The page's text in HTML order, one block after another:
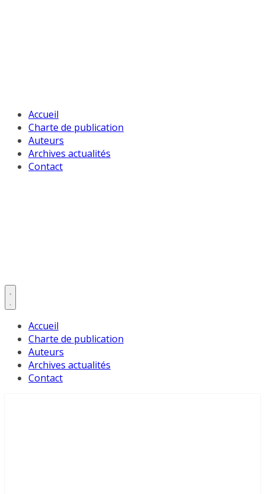
Accueil
Charte de publication
Auteurs
Archives actualités
Contact
Accueil
Charte de publication
Auteurs
Archives actualités
Contact